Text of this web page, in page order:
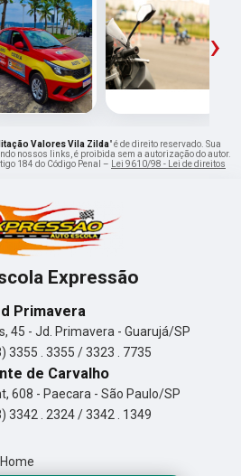
›
Valores Vila Zilda" é de direito reservado. Sua
nossos links, é proibida sem a autorização do autor.
184 do Código Penal –
Lei 9610/98 - Lei de direitos
Expressão
Primavera
45 - Jd. Primavera - Guarujá/SP
3355 . 3355 / 3323 . 7735
de Carvalho
608 - Paecara - São Paulo/SP
3342 . 2324 / 3342 . 1349
Home